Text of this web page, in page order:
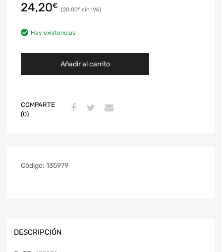
24,20€ 20,00€
Hay existencias
Añadir al carrito
COMPARTE
(0)
Código: 135979
DESCRIPCIÓN